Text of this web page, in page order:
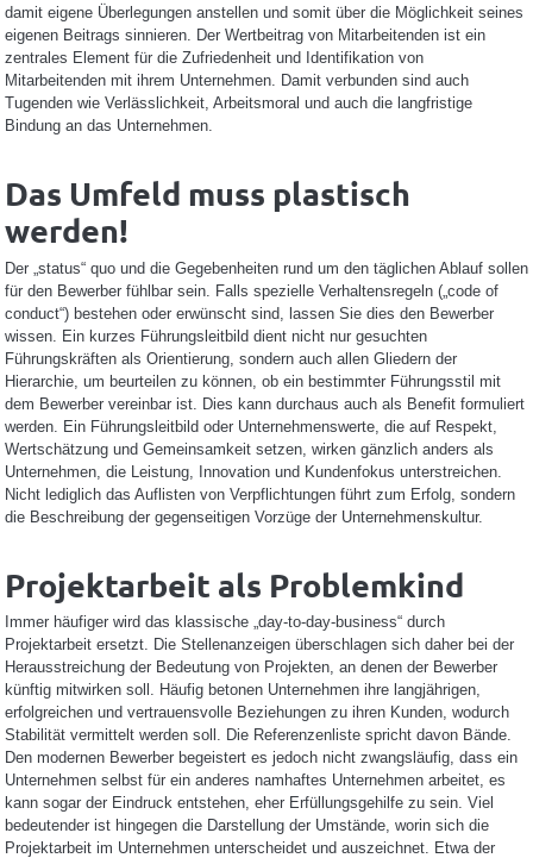
damit eigene Überlegungen anstellen und somit über die Möglichkeit seines
eigenen Beitrags sinnieren. Der Wertbeitrag von Mitarbeitenden ist ein
zentrales Element für die Zufriedenheit und Identifikation von
Mitarbeitenden mit ihrem Unternehmen. Damit verbunden sind auch
Tugenden wie Verlässlichkeit, Arbeitsmoral und auch die langfristige
Bindung an das Unternehmen.
Das Umfeld muss plastisch
werden!
Der „status“ quo und die Gegebenheiten rund um den täglichen Ablauf sollen
für den Bewerber fühlbar sein. Falls spezielle Verhaltensregeln („code of
conduct“) bestehen oder erwünscht sind, lassen Sie dies den Bewerber
wissen. Ein kurzes Führungsleitbild dient nicht nur gesuchten
Führungskräften als Orientierung, sondern auch allen Gliedern der
Hierarchie, um beurteilen zu können, ob ein bestimmter Führungsstil mit
dem Bewerber vereinbar ist. Dies kann durchaus auch als Benefit formuliert
werden. Ein Führungsleitbild oder Unternehmenswerte, die auf Respekt,
Wertschätzung und Gemeinsamkeit setzen, wirken gänzlich anders als
Unternehmen, die Leistung, Innovation und Kundenfokus unterstreichen.
Nicht lediglich das Auflisten von Verpflichtungen führt zum Erfolg, sondern
die Beschreibung der gegenseitigen Vorzüge der Unternehmenskultur.
Projektarbeit als Problemkind
Immer häufiger wird das klassische „day-to-day-business“ durch
Projektarbeit ersetzt. Die Stellenanzeigen überschlagen sich daher bei der
Herausstreichung der Bedeutung von Projekten, an denen der Bewerber
künftig mitwirken soll. Häufig betonen Unternehmen ihre langjährigen,
erfolgreichen und vertrauensvolle Beziehungen zu ihren Kunden, wodurch
Stabilität vermittelt werden soll. Die Referenzenliste spricht davon Bände.
Den modernen Bewerber begeistert es jedoch nicht zwangsläufig, dass ein
Unternehmen selbst für ein anderes namhaftes Unternehmen arbeitet, es
kann sogar der Eindruck entstehen, eher Erfüllungsgehilfe zu sein. Viel
bedeutender ist hingegen die Darstellung der Umstände, worin sich die
Projektarbeit im Unternehmen unterscheidet und auszeichnet. Etwa der